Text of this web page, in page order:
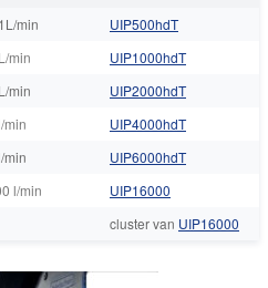
min
UIP500hdT
min
UIP1000hdT
min
UIP2000hdT
min
UIP4000hdT
min
UIP6000hdT
l/min
UIP16000
cluster van UIP16000